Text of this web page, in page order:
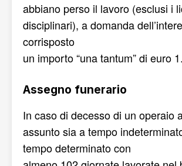
abbiano perso il lavoro (esclusi i
disciplinari), a domanda
corrisposto
un importo “una tantum” di euro
Assegno funerario
In caso di decesso di un operaio
assunto sia a tempo
tempo determinato con